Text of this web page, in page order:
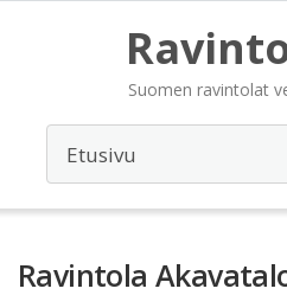
Suomen ravintolat
Ravintola